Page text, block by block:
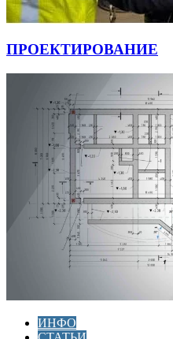
ПРОЕКТИРОВАНИЕ
ИНФО